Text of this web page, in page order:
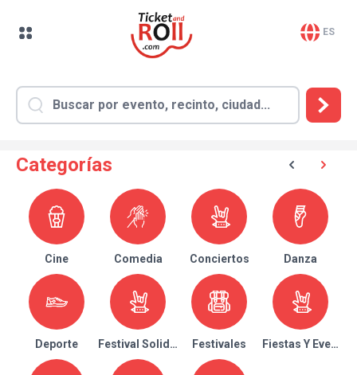
ES
Categorías
Cine Comedia Conciertos Danza
Deporte Festival Solidario Festivales Fiestas Y Eventos